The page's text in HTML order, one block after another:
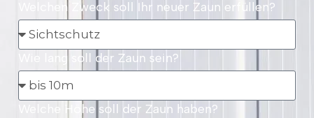
Welchen Zweck soll Ihr neuer Zaun erfüllen?
Wie lang soll der Zaun sein?
Welche Höhe soll der Zaun haben?